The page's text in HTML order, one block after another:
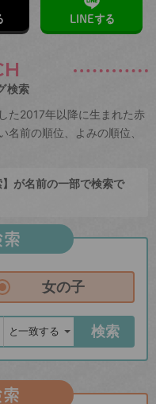
LINEする
検索
た2017年以降に生まれた赤
前の順位、よみの順位、
が名前の一部で検索で
索
女の子
検索